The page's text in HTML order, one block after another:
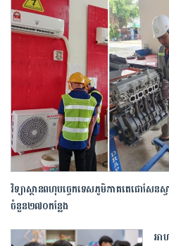
វិទ្យាស្ថានពហុបច្ចេកទេស​ភូមិភាគតេជោសែ
ចំនួន២៧០កន្លែង
អា